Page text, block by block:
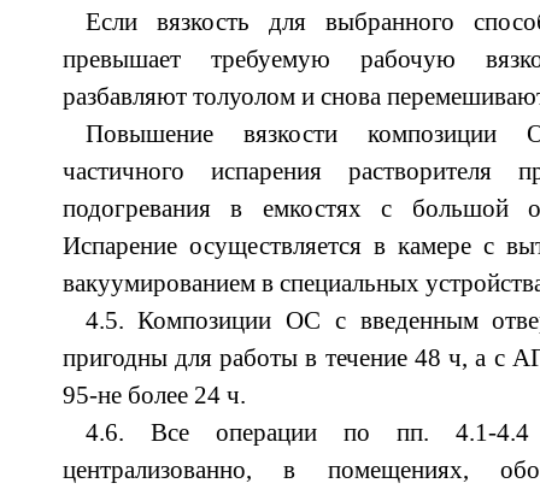
Если вязкость для выбранного
превышает требуемую рабочую
разбавляют толуолом и снова
Повышение вязкости композиции
частичного испарения растворителя
подогревания в емкостях с большой
Испарение осуществляется в камере с
вакуумированием в специальных
4.5. Композиции ОС с введенным
пригодны для работы в течение 48 ч, а с
95-не более 24 ч.
4.6. Все операции по пп. 4.1-4.4
централизованно, в помещениях,